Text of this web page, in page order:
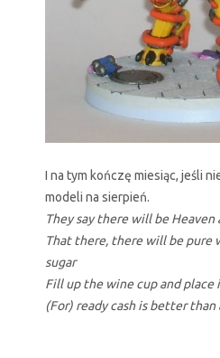
I na tym kończę miesiąc, jeśli
modeli na sierpień.
They say there will be Heaven
That there, there will be pure
sugar
Fill up the wine cup and place
(For) ready cash is better than